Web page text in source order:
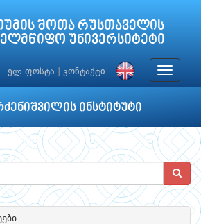
შოთა რუსთაველის
უნივერსიტეტი
ელ.ფოსტა კონტაქტი
Toggle
ინსტიტუტი